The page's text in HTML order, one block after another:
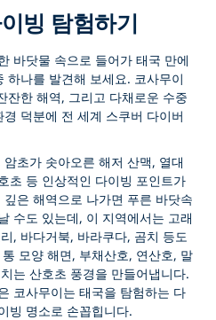
빙 탐험하기
바닷물 속으로 들어가 태국 만에
하나를 발견해 보세요. 코사무이
잔한 해역, 그리고 다채로운 수중
덕분에 전 세계 스쿠버 다이버
초가 솟아오른 해저 산맥, 열대
초 등 인상적인 다이빙 포인트가
은 해역으로 나가면 푸른 바닷속
수도 있는데, 이 지역에서는 고래
, 바다거북, 바라쿠다, 곰치 등도
모양 해면, 부채산호, 연산호, 말
는 산호초 풍경을 만들어냅니다.
코사무이는 태국을 탐험하는 다
빙 명소로 손꼽힙니다.